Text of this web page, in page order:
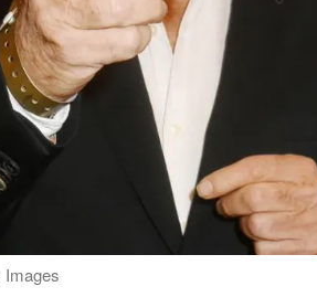
Images